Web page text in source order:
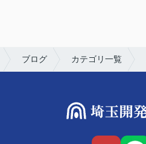
ブログ カテゴリ一覧